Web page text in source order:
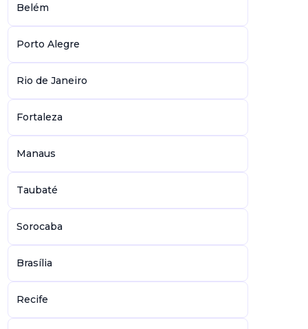
Belém
Porto Alegre
Rio de Janeiro
Fortaleza
Manaus
Taubaté
Sorocaba
Brasília
Recife